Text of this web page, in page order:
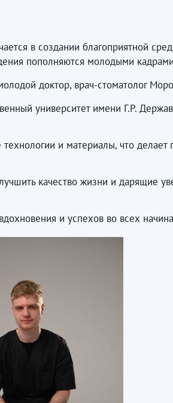
в создании благоприятной
пополняются молодыми
доктор, врач-стоматолог
университет имени Г.Р.
и материалы, что
качество жизни и дарящие
и успехов во всех